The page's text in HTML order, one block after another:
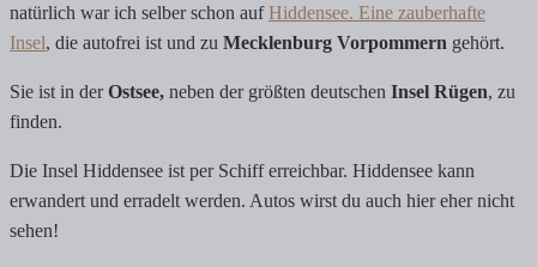
natürlich war ich selber schon aufHiddensee. Eine zauberhafte
Insel, die autofrei ist und zu Mecklenburg Vorpommern gehört.
Sie ist in derOstsee, neben der größten deutschen Insel Rügen, zu
finden.
Die Insel Hiddensee ist per Schiff erreichbar. Hiddensee kann
erwandert und erradelt werden. Autos wirst du auch hier eher nicht
sehen!